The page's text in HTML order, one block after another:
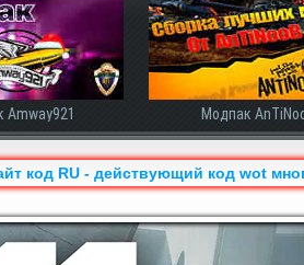
Amway921 Модпак
код RU - действующий код wot